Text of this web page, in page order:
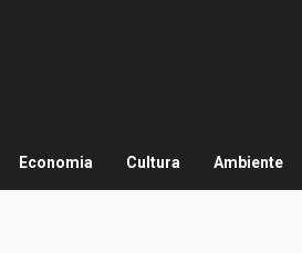
Economia Cultura Ambiente